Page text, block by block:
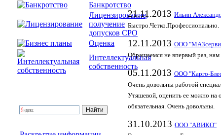
Банкротство
Лицензирование,
получение
допусков СРО
Оценка
Интеллектуальная
собственность
21.11.2013 Ильин
Быстро.Четко.Профессионально.
12.11.2013 ООО
Обращаемся не впервый раз, нам
05.11.2013 ООО "Карго-
Очень довольны работой
Утяшевой, оценить ее можно на
обязательная. Очень довольны.
31.10.2013 ООО "АВИКО"